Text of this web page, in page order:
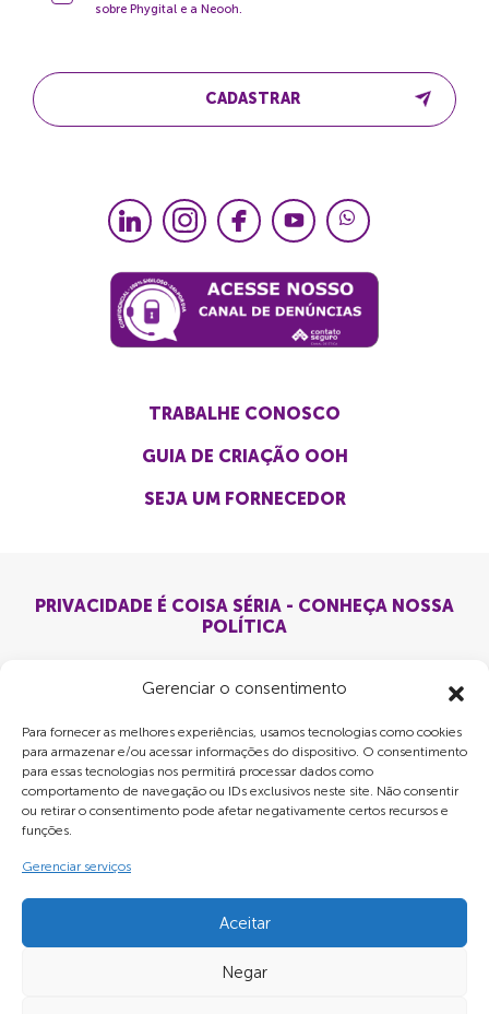
Gerenciar o consentimento
Para fornecer as melhores experiências, usamos tecnologias como cookies
para armazenar e/ou acessar informações do dispositivo. O consentimento
para essas tecnologias nos permitirá processar dados como
comportamento de navegação ou IDs exclusivos neste site. Não consentir
ou retirar o consentimento pode afetar negativamente certos recursos e
funções.
Gerenciar serviços
Aceitar
Negar
sobre Phygital e a Neooh.
CADASTRAR
TRABALHE CONOSCO
GUIA DE CRIAÇÃO OOH
SEJA UM FORNECEDOR
PRIVACIDADE É COISA SÉRIA - CONHEÇA NOSSA
POLÍTICA